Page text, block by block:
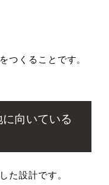
つくることです。
向いている
た設計です。